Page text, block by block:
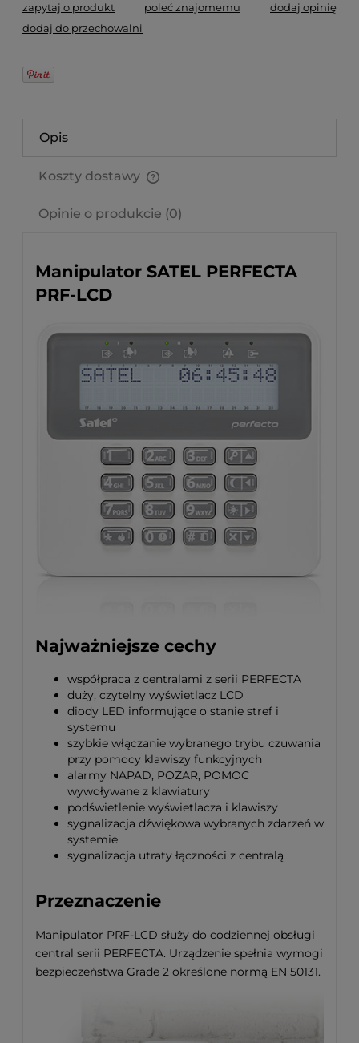
zapytaj o produkt poleć znajomemu
dodaj opinię
dodaj do przechowalni
Opis
Koszty dostawy
Opinie o produkcie (0)
Manipulator SATEL PERFECTA
PRF-LCD
Najważniejsze cechy
współpraca z centralami z serii PERFECTA
duży, czytelny wyświetlacz LCD
diody LED informujące o stanie stref i
systemu
szybkie włączanie wybranego trybu czuwania
przy pomocy klawiszy funkcyjnych
alarmy NAPAD, POŻAR, POMOC
wywoływane z klawiatury
podświetlenie wyświetlacza i klawiszy
sygnalizacja dźwiękowa wybranych zdarzeń w
systemie
sygnalizacja utraty łączności z centralą
Przeznaczenie
Manipulator PRF-LCD służy do codziennej obsługi
central serii PERFECTA. Urządzenie spełnia wymogi
bezpieczeństwa Grade 2 określone normą EN 50131.